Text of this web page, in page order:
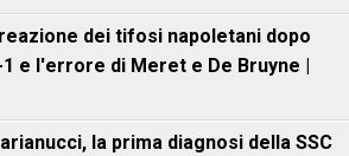
dei tifosi napoletani dopo
e l'errore di Meret e De Bruyne |
la prima diagnosi della SSC